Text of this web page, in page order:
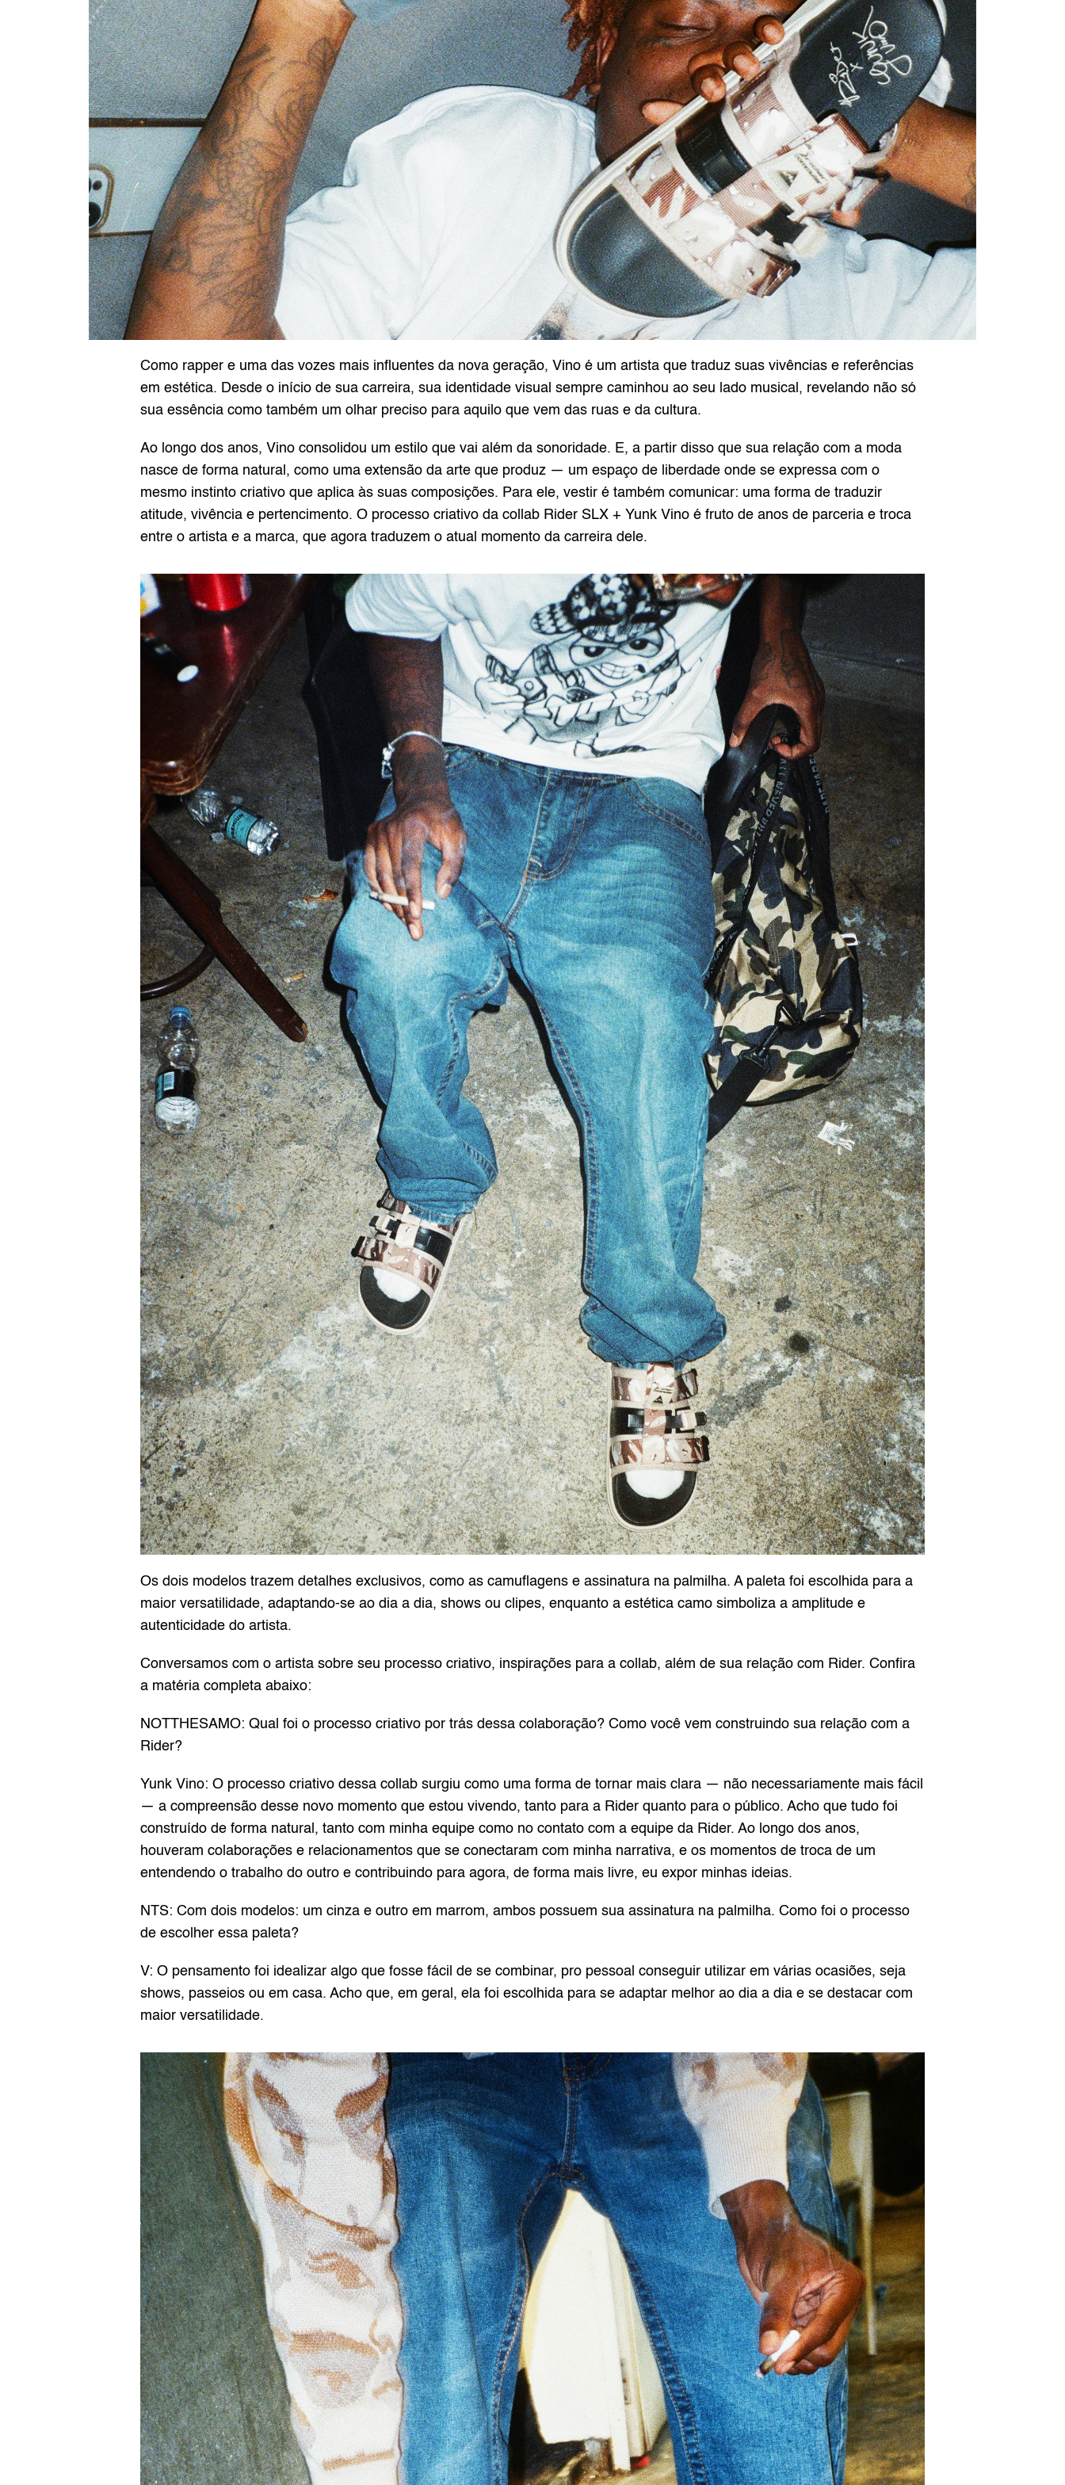
Como rapper e uma das vozes mais influentes da nova geração, Vino é um artista que traduz suas vivências e referências
em estética. Desde o início de sua carreira, sua identidade visual sempre caminhou ao seu lado musical, revelando não só
sua essência como também um olhar preciso para aquilo que vem das ruas e da cultura.
Ao longo dos anos, Vino consolidou um estilo que vai além da sonoridade. E, a partir disso que sua relação com a moda
nasce de forma natural, como uma extensão da arte que produz — um espaço de liberdade onde se expressa com o
mesmo instinto criativo que aplica às suas composições. Para ele, vestir é também comunicar: uma forma de traduzir
atitude, vivência e pertencimento. O processo criativo da collab Rider SLX + Yunk Vino é fruto de anos de parceria e troca
entre o artista e a marca, que agora traduzem o atual momento da carreira dele.
Os dois modelos trazem detalhes exclusivos, como as camuflagens e assinatura na palmilha. A paleta foi escolhida para a
maior versatilidade, adaptando-se ao dia a dia, shows ou clipes, enquanto a estética camo simboliza a amplitude e
autenticidade do artista.
Conversamos com o artista sobre seu processo criativo, inspirações para a collab, além de sua relação com Rider. Confira
a matéria completa abaixo:
NOTTHESAMO: Qual foi o processo criativo por trás dessa colaboração? Como você vem construindo sua relação com a
Rider?
Yunk Vino: O processo criativo dessa collab surgiu como uma forma de tornar mais clara — não necessariamente mais fácil
— a compreensão desse novo momento que estou vivendo, tanto para a Rider quanto para o público. Acho que tudo foi
construído de forma natural, tanto com minha equipe como no contato com a equipe da Rider. Ao longo dos anos,
houveram colaborações e relacionamentos que se conectaram com minha narrativa, e os momentos de troca de um
entendendo o trabalho do outro e contribuindo para agora, de forma mais livre, eu expor minhas ideias.
NTS: Com dois modelos: um cinza e outro em marrom, ambos possuem sua assinatura na palmilha. Como foi o processo
de escolher essa paleta?
V: O pensamento foi idealizar algo que fosse fácil de se combinar, pro pessoal conseguir utilizar em várias ocasiões, seja
shows, passeios ou em casa. Acho que, em geral, ela foi escolhida para se adaptar melhor ao dia a dia e se destacar com
maior versatilidade.